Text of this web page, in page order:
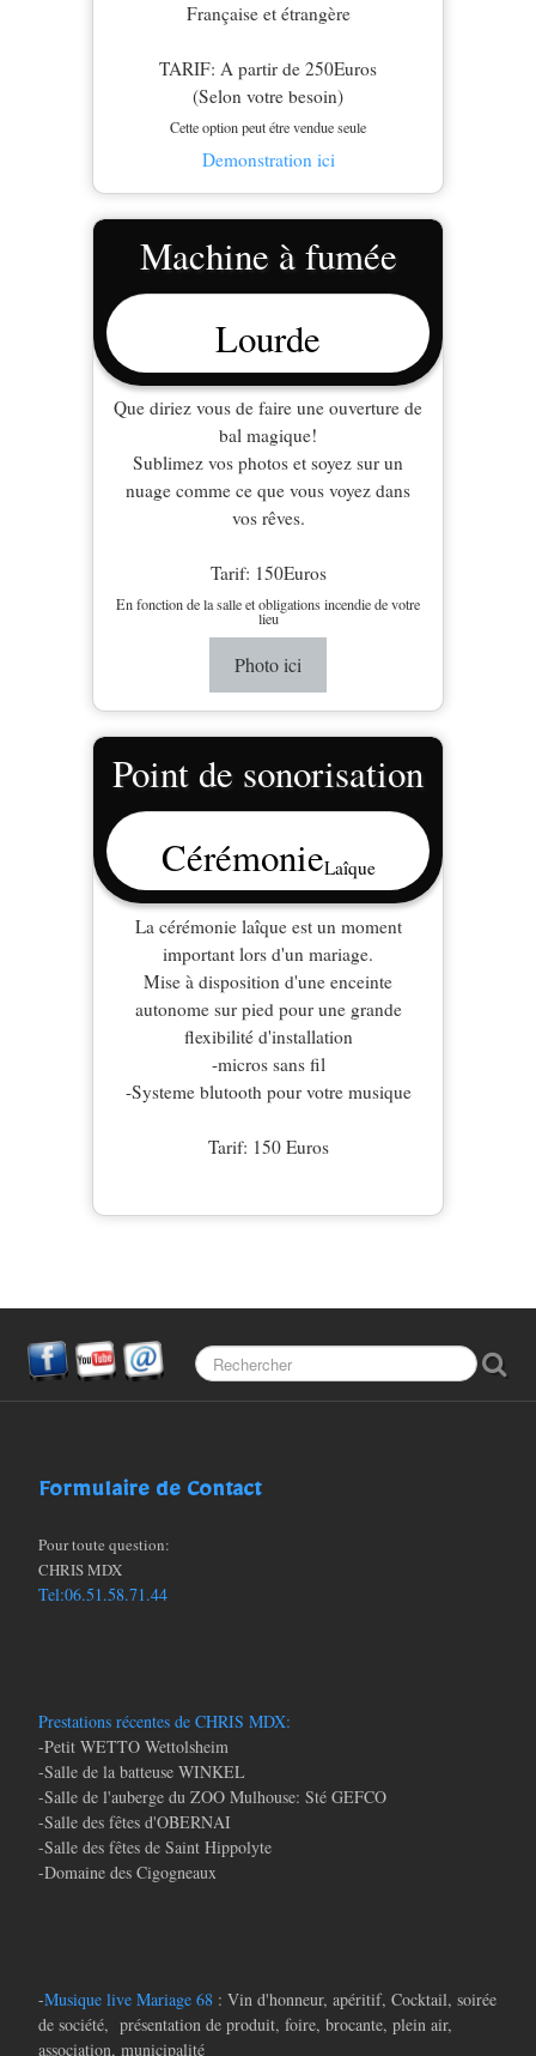
Française et étrangère
TARIF: A partir de 250Euros
(Selon votre besoin)
Cette option peut étre vendue seule
Demonstration ici
Machine à fumée
Lourde
Que diriez vous de faire une ouverture de
bal magique!
Sublimez vos photos et soyez sur un
nuage comme ce que vous voyez dans
vos rêves.
Tarif: 150Euros
En fonction de la salle et obligations incendie de votre
lieu
Photo ici
Point de sonorisation
CérémonieLaîque
La cérémonie laîque est un moment
important lors d'un mariage.
Mise à disposition d'une enceinte
autonome sur pied pour une grande
flexibilité d'installation
-micros sans fil
-Systeme blutooth pour votre musique
Tarif: 150 Euros
Formulaire de Contact
Pour toute question:
CHRIS MDX
Tel:06.51.58.71.44
Prestations récentes de CHRIS MDX:
-Petit WETTO Wettolsheim
-Salle de la batteuse WINKEL
-Salle de l'auberge du ZOO Mulhouse: Sté GEFCO
-Salle des fêtes d'OBERNAI
-Salle des fêtes de Saint Hippolyte
-Domaine des Cigogneaux
-Musique live Mariage 68 : Vin d'honneur, apéritif, Cocktail, soirée
de société, présentation de produit, foire, brocante, plein air,
association, municipalité